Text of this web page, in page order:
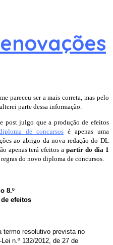
pareceu ser a mais correta, mas pelo
parte dessa informação.
post julgo que a produção de efeitos
de concursos é apenas uma
ao abrigo da nova redação do DL
apenas terá efeitos apartir do dia 1
regras do novo diploma de concursos.
8.º
efeitos
resolutivo prevista no
n.º 132/2012, de 27 de